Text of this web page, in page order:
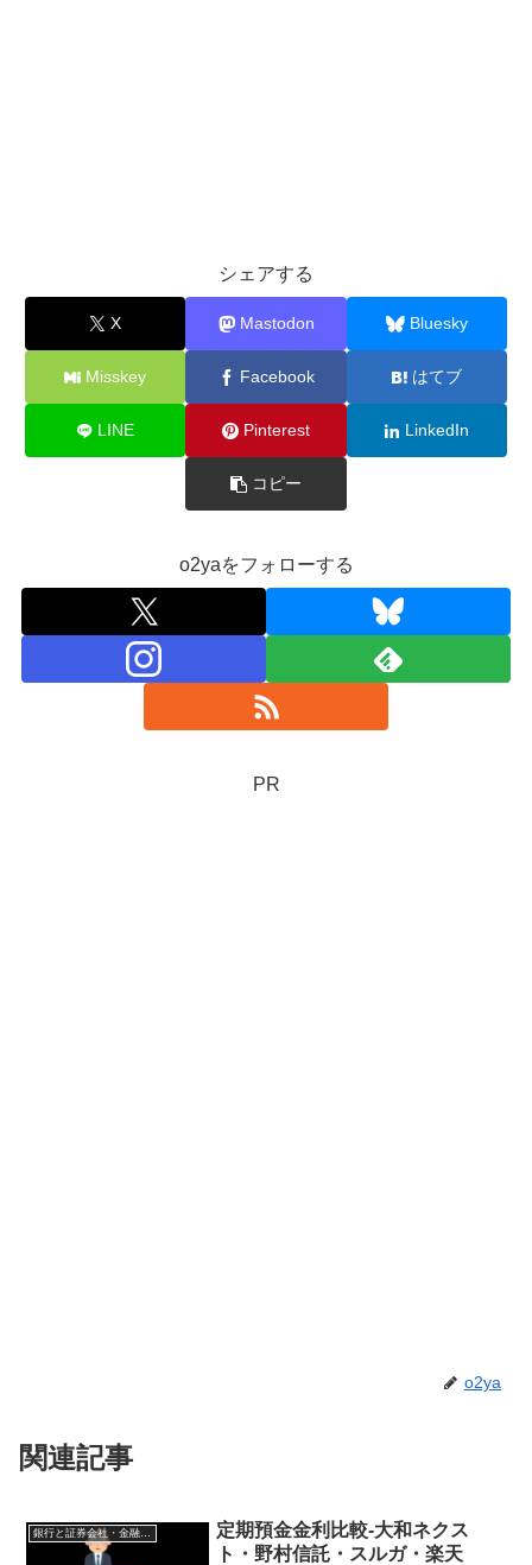
シェアする
X Mastodon Bluesky
Misskey Facebook はてブ
LINE Pinterest LinkedIn
コピー
o2yaをフォローする
PR
o2ya
関連記事
定期預金金利比較-大和ネクス
ト・野村信託・スルガ・楽天